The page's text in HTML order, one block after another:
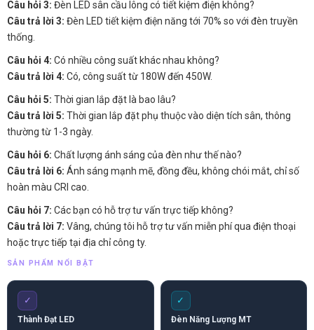
Câu hỏi 3: Đèn LED sân cầu lông có tiết kiệm điện không?
Câu trả lời 3: Đèn LED tiết kiệm điện năng tới 70% so với đèn truyền
thống.
Câu hỏi 4: Có nhiều công suất khác nhau không?
Câu trả lời 4: Có, công suất từ 180W đến 450W.
Câu hỏi 5: Thời gian lắp đặt là bao lâu?
Câu trả lời 5: Thời gian lắp đặt phụ thuộc vào diện tích sân, thông
thường từ 1-3 ngày.
Câu hỏi 6: Chất lượng ánh sáng của đèn như thế nào?
Câu trả lời 6: Ánh sáng mạnh mẽ, đồng đều, không chói mắt, chỉ số
hoàn màu CRI cao.
Câu hỏi 7: Các bạn có hỗ trợ tư vấn trực tiếp không?
Câu trả lời 7: Vâng, chúng tôi hỗ trợ tư vấn miễn phí qua điện thoại
hoặc trực tiếp tại địa chỉ công ty.
SẢN PHẨM NỔI BẬT
✓
Thành Đạt LED
✓
Đèn Năng Lượng MT